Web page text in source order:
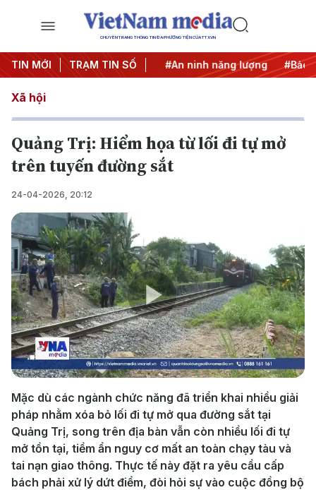
CHUYÊN TRANG THÔNG TIN ĐA PHƯƠNG TIỆN CỦA TTXVN
TIN MỚI TRẠM TIN SỐ
#Căng thẳng Trung Đông #An ninh năng lượng #Bảo
Xã hội
Quảng Trị: Hiểm họa từ lối đi tự mở
trên tuyến đường sắt
24-04-2026, 20:12
Play
Video
Mặc dù các ngành chức năng đã triển khai nhiều giải
pháp nhằm xóa bỏ lối đi tự mở qua đường sắt tại
Quảng Trị, song trên địa bàn vẫn còn nhiều lối đi tự
mở tồn tại, tiềm ẩn nguy cơ mất an toàn chạy tàu và
tai nạn giao thông. Thực tế này đặt ra yêu cầu cấp
bách phải xử lý dứt điểm, đòi hỏi sự vào cuộc đồng bộ